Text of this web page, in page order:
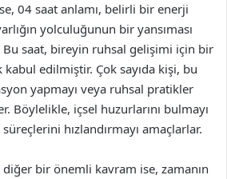
04 saat anlamı, belirli bir enerji
yolculuğunun bir yansıması
saat, bireyin ruhsal gelişimi için bir
edilmiştir. Çok sayıda kişi, bu
yapmayı veya ruhsal pratikler
Böylelikle, içsel huzurlarını bulmayı
hızlandırmayı amaçlarlar.
bir önemli kavram ise, zamanın